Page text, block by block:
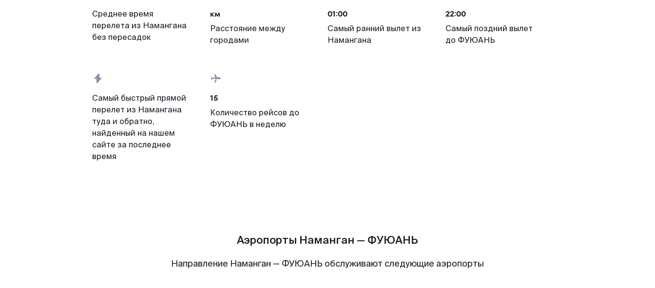
Среднее время
перелета из Намангана
без пересадок
км
Расстояние между
городами
01:00
Самый ранний вылет из
Намангана
22:00
Самый поздний вылет
до ФУЮАНЬ
Самый быстрый прямой
перелет из Намангана
туда и обратно,
найденный на нашем
сайте за последнее
время
15
Количество рейсов до
ФУЮАНЬ в неделю
Аэропорты Наманган — ФУЮАНЬ
Направление Наманган — ФУЮАНЬ обслуживают следующие аэропорты